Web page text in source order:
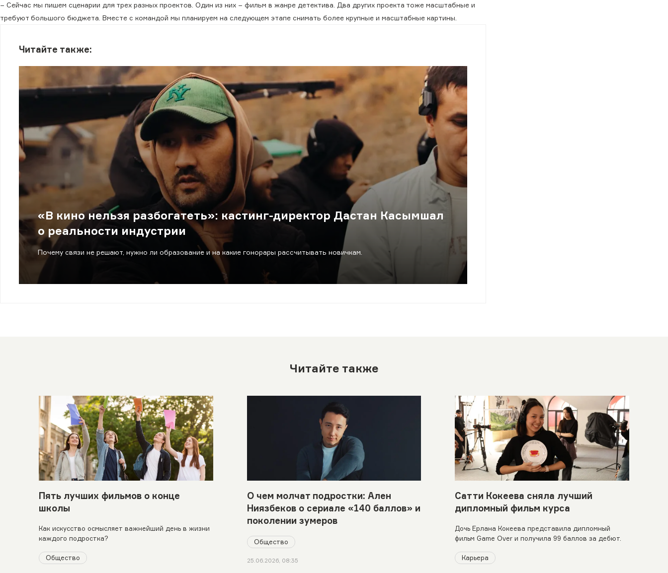
− Сейчас мы пишем сценарии для трех разных проектов. Один из них − фильм в жанре детектива. Два других проекта тоже масштабные и
требуют большого бюджета. Вместе с командой мы планируем на следующем этапе снимать более крупные и масштабные картины.
Читайте также:
«В кино нельзя разбогатеть»: кастинг-директор Дастан Касымшал
о реальности индустрии
Почему связи не решают, нужно ли образование и на какие гонорары рассчитывать новичкам.
Читайте также
Пять лучших фильмов о конце
школы
Как искусство осмысляет важнейший день в жизни
каждого подростка?
Общество
О чем молчат подростки: Ален
Ниязбеков о сериале «140 баллов» и
поколении зумеров
Общество
25.06.2026, 08:35
Сатти Кокеева сняла лучший
дипломный фильм курса
Дочь Ерлана Кокеева представила дипломный
фильм Game Over и получила 99 баллов за дебют.
Карьера